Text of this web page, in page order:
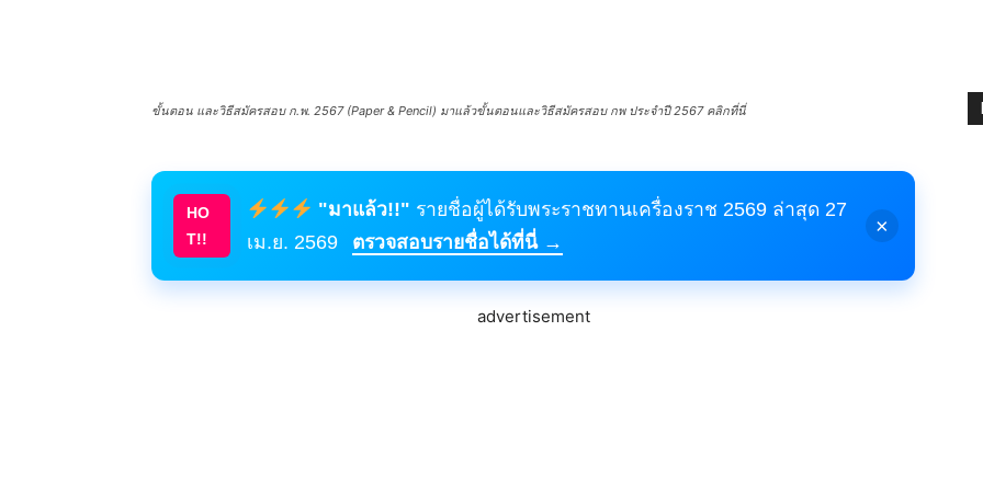
ขั้นตอน และวิธีสมัครสอบ ก.พ. 2567 (Paper & Pencil) มาแล้วขั้นตอนและวิธีสมัครสอบ กพ ประจำปี 2567 คลิกที่นี่
HO
T!!
"มาแล้ว!!" รายชื่อผู้ได้รับพระราชทานเครื่องราช 2569 ล่าสุด 27
เม.ย. 2569
ตรวจสอบรายชื่อได้ที่นี่ →
×
advertisement